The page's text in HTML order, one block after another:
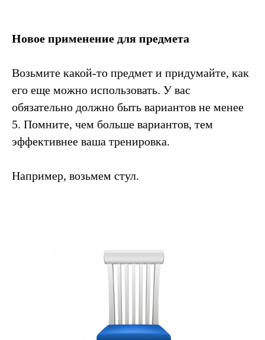
Новое применение для предмета
Возьмите какой-то предмет и придумайте, как
его еще можно использовать. У вас
обязательно должно быть вариантов не менее
5. Помните, чем больше вариантов, тем
эффективнее ваша тренировка.
Например, возьмем стул.